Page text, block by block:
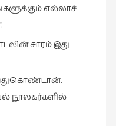
எல்லாச்
“.
சாரம்இது
.
நூலகர்களில்